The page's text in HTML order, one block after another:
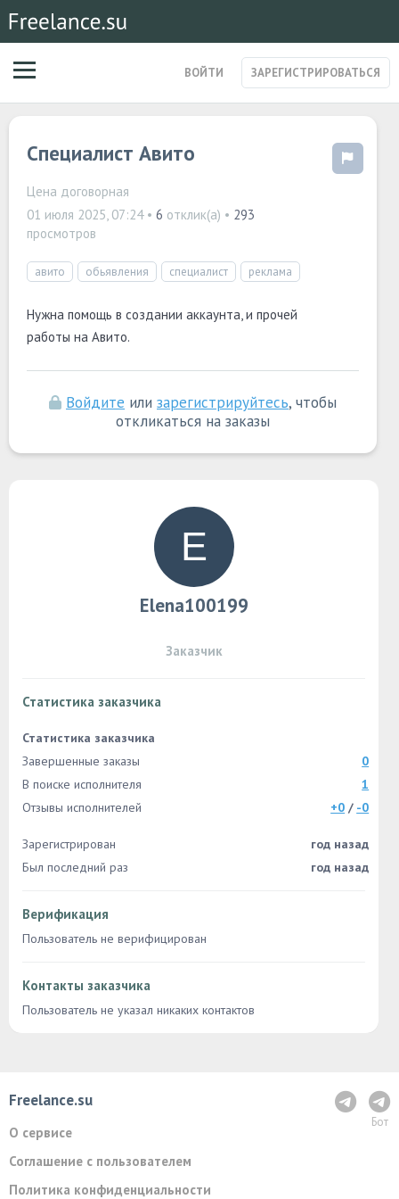
ВОЙТИ ЗАРЕГИСТРИРОВАТЬСЯ
МАГАЗИН УСЛУГ
СТАРТАПЫ
ПОСТЫ
Специалист Авито
Цена договорная
01 июля 2025, 07:24• 6 отклик(а) • 293
просмотров
авито обьявления специалист реклама
Нужна помощь в создании аккаунта, и прочей
работы на Авито.
Войдите или зарегистрируйтесь, чтобы
откликаться на заказы
Elena100199
Заказчик
Статистика заказчика
Статистика заказчика
Завершенные заказы
0
В поиске исполнителя
1
Отзывы исполнителей
+0 / -0
Зарегистрирован
год назад
Был последний раз
год назад
Верификация
Пользователь не верифицирован
Контакты заказчика
Пользователь не указал никаких контактов
Бот
Freelance.su
О сервисе
Соглашение с пользователем
Политика конфиденциальности